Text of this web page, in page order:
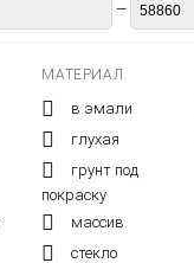
+7 (911) 815-02-
—
МАТЕРИАЛ
в эмали
глухая
грунт под
покраску
массив
стекло